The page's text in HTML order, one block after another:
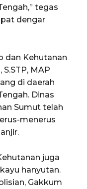
tegas
dengar
dan Kehutanan
MAP
di daerah
Dinas
Sumut telah
menerus
juga
hanyutan.
Gakkum